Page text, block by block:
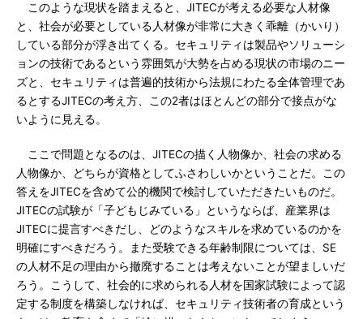
このような現状を踏まえると、JITECが考える必要な人材像
と、社会が必要としている人材像が非常に大きく乖離（かいり）
している部分が浮き出てくる。セキュリティは製品やソリューシ
ョンの技術であるという雰囲気が大勢を占める現状の市場のニー
ズと、セキュリティは普遍的技術から法規にわたる全体管理であ
るとするJITECの考え方、この2者はほとんどの部分で接点がな
いように見える。
ここで問題となるのは、JITECの描く人物像か、社会の求める
人物像か、どちらが資格としてふさわしいかということだ。この
答えをJITECを含めて公的機関で検討していただきたいものだ。
JITECの試験が「子どもじみている」というならば、産業界は
JITECに提言すべきだし、どのようなスキルを求めているのかを
明確にすべきだろう。また受験できる年齢制限については、SE
の人材不足の理由から撤廃することは考えないことが望ましいだ
ろう。こうして、社会的に求められる人材を国家試験によって認
定する制度を構築しなければ、セキュリティ技術者の育成という